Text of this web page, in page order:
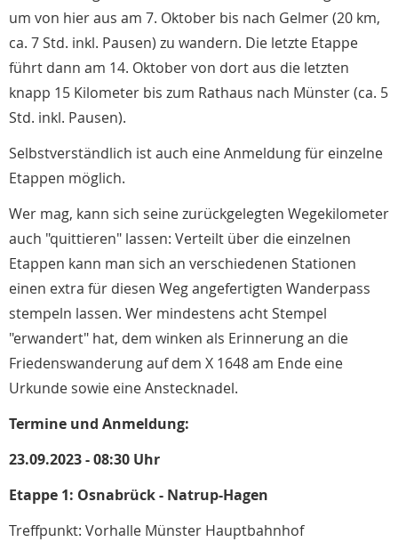
um von hier aus am 7. Oktober bis nach Gelmer (20 km,
ca. 7 Std. inkl. Pausen) zu wandern. Die letzte Etappe
führt dann am 14. Oktober von dort aus die letzten
knapp 15 Kilometer bis zum Rathaus nach Münster (ca. 5
Std. inkl. Pausen).
Selbstverständlich ist auch eine Anmeldung für einzelne
Etappen möglich.
Wer mag, kann sich seine zurückgelegten Wegekilometer
auch "quittieren" lassen: Verteilt über die einzelnen
Etappen kann man sich an verschiedenen Stationen
einen extra für diesen Weg angefertigten Wanderpass
stempeln lassen. Wer mindestens acht Stempel
"erwandert" hat, dem winken als Erinnerung an die
Friedenswanderung auf dem X 1648 am Ende eine
Urkunde sowie eine Anstecknadel.
Termine und Anmeldung:
23.09.2023 - 08:30 Uhr
Etappe 1: Osnabrück - Natrup-Hagen
Treffpunkt: Vorhalle Münster Hauptbahnhof